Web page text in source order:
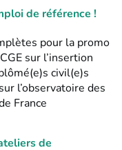
de référence !
pour la promo
sur l’insertion
civil(e)s
l’observatoire des
France
de